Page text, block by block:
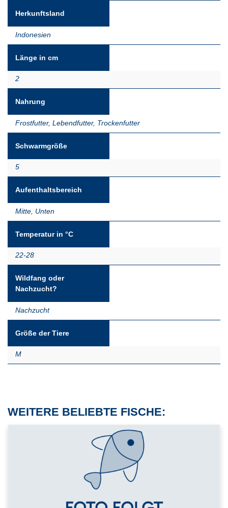
Herkunftsland
Indonesien
Länge in cm
2
Nahrung
Frostfutter, Lebendfutter, Trockenfutter
Schwarmgröße
5
Aufenthaltsbereich
Mitte Unten
Temperatur in °C
22-28
Wildfang oder
Nachzucht?
Nachzucht
Größe der Tiere
M
WEITERE BELIEBTE FISCHE: